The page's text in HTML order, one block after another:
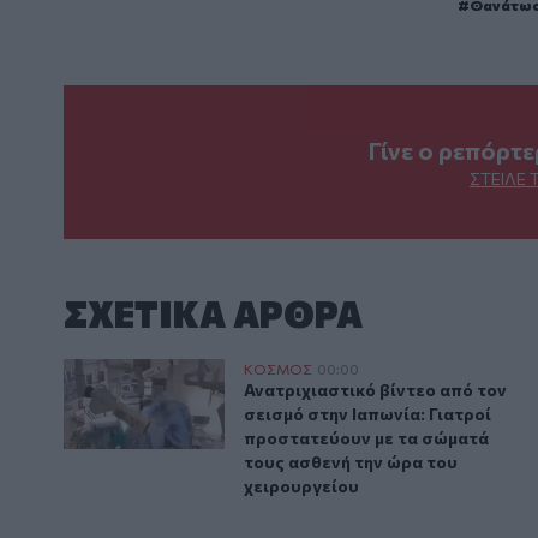
Γίνε ο
ΣΤΕΊΛΕ
ΣΧΕΤΙΚA AΡΘΡΑ
Ανατριχιαστικό βίντεο από τον σεισμό στην
ΚΟΣΜΟΣ 00:00
Ανατριχιαστικό βίντεο από τον
Ανατριχιαστικό βίντεο από τον
σεισμό στην Ιαπωνία: Γιατροί
προστατεύουν με τα σώματά
τους ασθενή την ώρα του
χειρουργείου